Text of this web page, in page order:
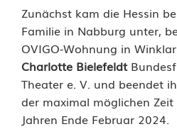
n
a
c
h
W
Zunächst kam die Hessin
Familie in Nabburg unter,
OVIGO-Wohnung in
Charlotte Bielefeldt
Theater e. V. und beendet
der maximal möglichen
Jahren Ende Februar 2024.